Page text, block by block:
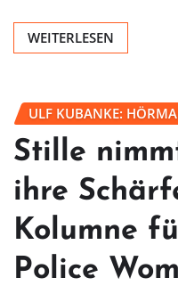
WEITERLESEN
ULF KUBANKE:
Stille
ihre
Kolumne
Police